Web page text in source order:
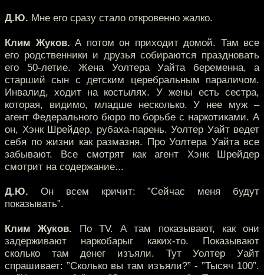
Д.Ю. Мне его сразу стало откровенно жалко.
Клим Жуков. А потом он приходит домой. Там все
его родственники и друзья собираются праздновать
его 50-летие. Жена Уолтера Уайта беременна, а
старший сын с детским церебральным параличом.
Инвалид, ходит на костылях. У жены есть сестра,
которая, видимо, младше несколько. У нее муж –
агент Федерального бюро по борьбе с наркотиками. А
он, Хэнк Шрейдер, рубаха-парень. Уолтер Уайт ведет
себя по жизни как размазня. Про Уолтера Уайта все
забывают. Все смотрят как агент Хэнк Шрейдер
смотрит на содержание...
Д.Ю. Он всем кричит: ”Сейчас меня будут
показывать”.
Клим Жуков. По TV. А там показывают, как они
задерживают наркобарыг каких-то. Показывают
сколько там денег изъяли. Тут Уолтер Уайт
спрашивает: ”Сколько вы там изъяли?” - ”Тысяч 100”.